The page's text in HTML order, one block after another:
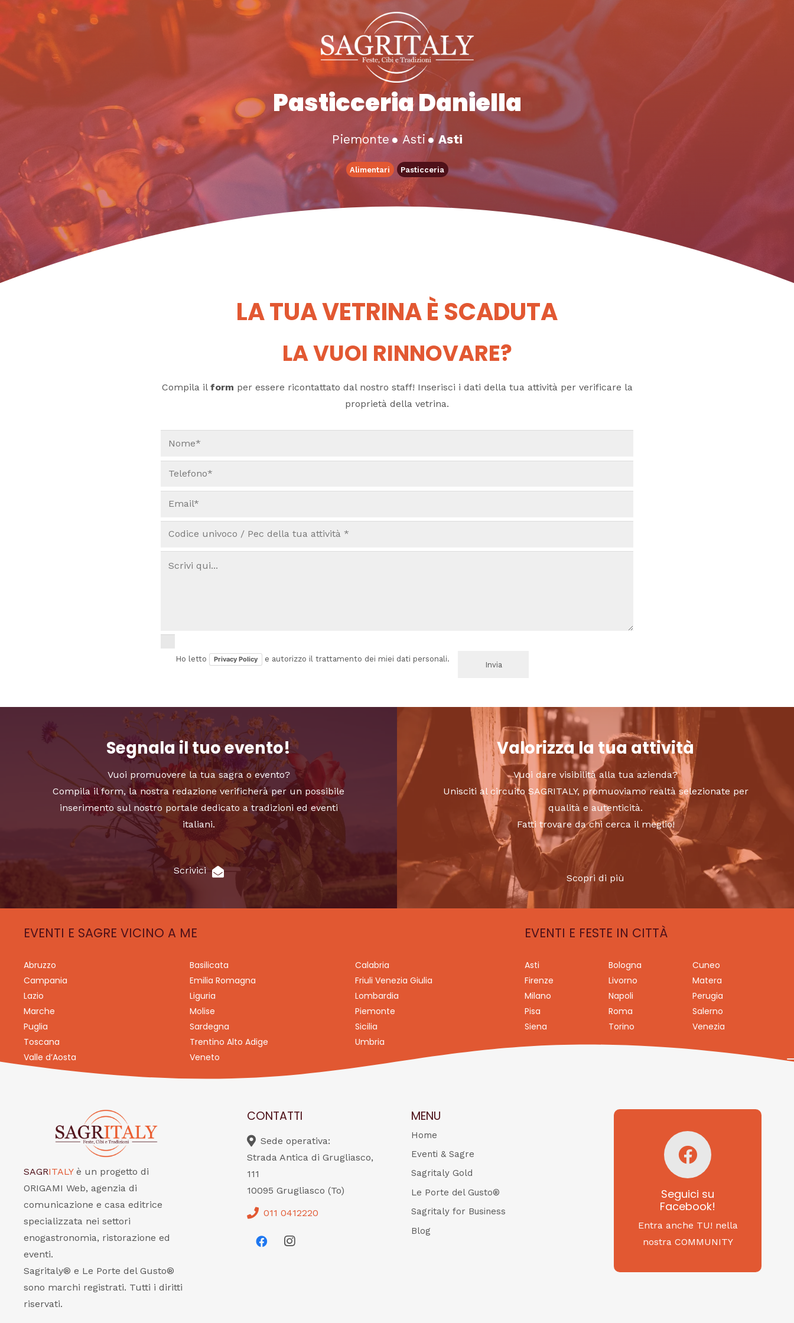
Pasticceria Daniella
Piemonte ●Asti ●Asti
Alimentari Pasticceria
LA TUA VETRINA È SCADUTA
LA VUOI RINNOVARE?
Compila il form per essere ricontattato dal nostro staff! Inserisci i dati della tua attività per verificare la
proprietà della vetrina.
Ho letto Privacy Policy e autorizzo il trattamento dei miei dati personali.
Segnala il tuo evento!
Vuoi promuovere la tua sagra o evento?
Compila il form, la nostra redazione verificherà per un possibile
inserimento sul nostro portale dedicato a tradizioni ed eventi
italiani.
Scrivici
Valorizza la tua attività
Vuoi dare visibilità alla tua azienda?
Unisciti al circuito SAGRITALY, promuoviamo realtà selezionate per
qualità e autenticità.
Fatti trovare da chi cerca il meglio!
Scopri di più
EVENTI E SAGRE VICINO A ME
Abruzzo Basilicata
Calabria
Campania
Emilia Romagna
Friuli Venezia Giulia
Lazio
Liguria
Lombardia
Marche
Molise
Piemonte
Puglia
Sardegna
Sicilia
Toscana
Trentino Alto Adige
Umbria
Valle d’Aosta
Veneto
EVENTI E FESTE IN CITTÀ
Asti Bologna
Cuneo
Firenze
Livorno
Matera
Milano
Napoli
Perugia
Pisa
Roma
Salerno
Siena
Torino Venezia
SAGRITALY è un progetto di
ORIGAMI Web, agenzia di
comunicazione e casa editrice
specializzata nei settori
enogastronomia, ristorazione ed
eventi.
Sagritaly® e Le Porte del Gusto®
sono marchi registrati. Tutti i diritti
riservati.
CONTATTI
Sede operativa:
Strada Antica di Grugliasco,
111
10095 Grugliasco (To)
011 0412220
MENU
Home
Eventi & Sagre
Sagritaly Gold
Le Porte del Gusto®
Sagritaly for Business
Blog
Seguici su
Facebook!
Entra anche TU! nella
nostra COMMUNITY
Seguici su
Facebook!
SAGRITALY
Feste, cibi e tradizioni
da Nord a Sud...